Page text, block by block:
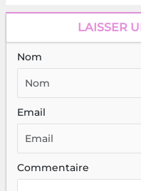
LAISSER
Nom
Email
Commentaire